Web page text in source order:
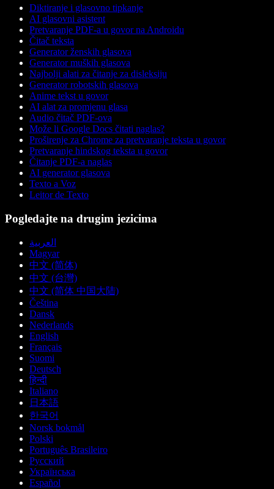
Diktiranje i glasovno tipkanje
AI glasovni asistent
Pretvaranje PDF-a u govor na Androidu
Čitač teksta
Generator ženskih glasova
Generator muških glasova
Najbolji alati za čitanje za disleksiju
Generator robotskih glasova
Anime tekst u govor
AI alat za promjenu glasa
Audio čitač PDF-ova
Može li Google Docs čitati naglas?
Proširenje za Chrome za pretvaranje teksta u govor
Pretvaranje hindskog teksta u govor
Čitanje PDF-a naglas
AI generator glasova
Texto a Voz
Leitor de Texto
Pogledajte na drugim jezicima
العربية
Magyar
中文 (简体)
中文 (台灣)
中文 (简体 中国大陆)
Čeština
Dansk
Nederlands
English
Français
Suomi
Deutsch
हिन्दी
Italiano
日本語
한국어
Norsk bokmål
Polski
Português Brasileiro
Русский
Українська
Español